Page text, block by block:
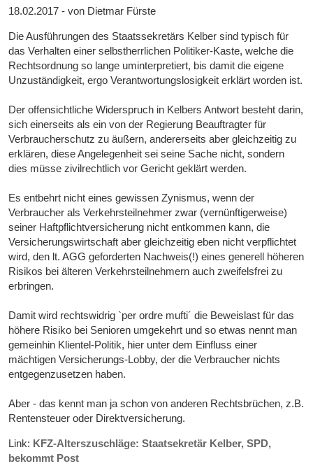
18.02.2017 - von Dietmar Fürste
Die Ausführungen des Staatssekretärs Kelber sind typisch für
das Verhalten einer selbstherrlichen Politiker-Kaste, welche die
Rechtsordnung so lange uminterpretiert, bis damit die eigene
Unzuständigkeit, ergo Verantwortungslosigkeit erklärt worden ist.
Der offensichtliche Widerspruch in Kelbers Antwort besteht darin,
sich einerseits als ein von der Regierung Beauftragter für
Verbraucherschutz zu äußern, andererseits aber gleichzeitig zu
erklären, diese Angelegenheit sei seine Sache nicht, sondern
dies müsse zivilrechtlich vor Gericht geklärt werden.
Es entbehrt nicht eines gewissen Zynismus, wenn der
Verbraucher als Verkehrsteilnehmer zwar (vernünftigerweise)
seiner Haftpflichtversicherung nicht entkommen kann, die
Versicherungswirtschaft aber gleichzeitig eben nicht verpflichtet
wird, den lt. AGG geforderten Nachweis(!) eines generell höheren
Risikos bei älteren Verkehrsteilnehmern auch zweifelsfrei zu
erbringen.
Damit wird rechtswidrig `per ordre mufti´ die Beweislast für das
höhere Risiko bei Senioren umgekehrt und so etwas nennt man
gemeinhin Klientel-Politik, hier unter dem Einfluss einer
mächtigen Versicherungs-Lobby, der die Verbraucher nichts
entgegenzusetzen haben.
Aber - das kennt man ja schon von anderen Rechtsbrüchen, z.B.
Rentensteuer oder Direktversicherung.
Link: KFZ-Alterszuschläge: Staatsekretär Kelber, SPD,
bekommt Post